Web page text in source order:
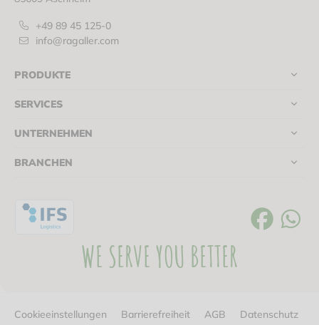
+49 89 45 125-0
info@ragaller.com
PRODUKTE
SERVICES
UNTERNEHMEN
BRANCHEN
WE SERVE YOU BETTER
Cookieeinstellungen Barrierefreiheit AGB Datenschutz